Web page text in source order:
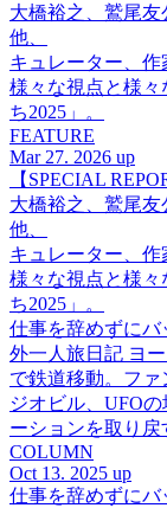
大橋裕之、鷲尾友
他、
キュレーター、
様々な視点と様
ち2025」。
FEATURE
Mar 27. 2026 up
【SPECIAL
大橋裕之、鷲尾友
他、
キュレーター、
様々な視点と様
ち2025」。
仕事を辞めずに
外一人旅日記 ヨ
で鉄道移動。フ
ジオビル、UFO
ーションを取り戻
COLUMN
Oct 13. 2025 up
仕事を辞めずに